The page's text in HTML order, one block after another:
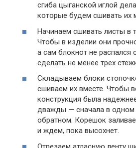
сгиба цыганской иглой
которые будем сшивать их
Начинаем сшивать листы в
Чтобы в изделии они
а сам блокнот не распался
сделать не менее трех
Складываем блоки
сшиваем их вместе. Чтобы
конструкция была
дважды — сначала в одном
обратном. Корешок
и ждем, пока высохнет.